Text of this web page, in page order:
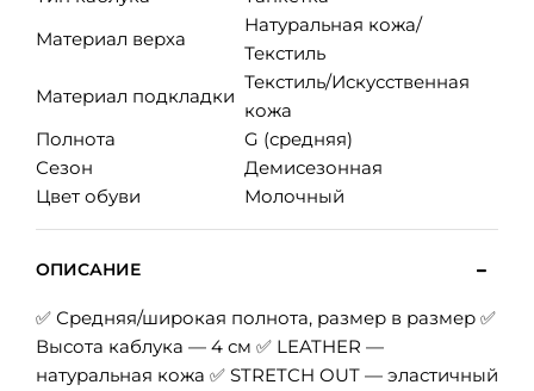
Материал верха
Натуральная кожа/
Текстиль
Материал подкладки
Текстиль/Искусственная
кожа
Полнота
G (средняя)
Сезон
Демисезонная
Цвет обуви
Молочный
ОПИСАНИЕ
✅ Средняя/широкая полнота, размер в размер ✅
Высота каблука — 4 см ✅ LEATHER —
натуральная кожа ✅ STRETCH OUT — эластичный